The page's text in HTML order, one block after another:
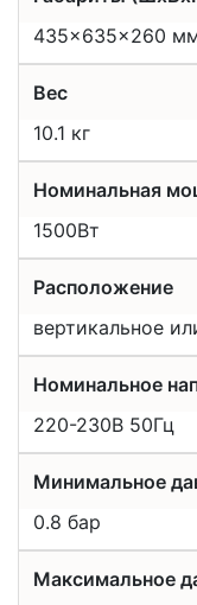
435x635x260
Вес
10.1 кг
Номинальная
1500Вт
Расположение
вертикальное
Номинальное
220-230В 50Гц
Минимальное
0.8 бар
Максимальное